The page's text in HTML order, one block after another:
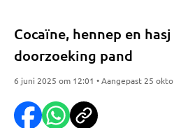
Cocaïne, hennep en
doorzoeking pand
6 juni 2025 om 12:01 • Aangepast 25